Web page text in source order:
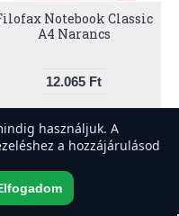
Notebook Classic
A4 Narancs
12.065 Ft
használjuk. A
a hozzájárulásod
élmény javítása érdekében.
sütiket?